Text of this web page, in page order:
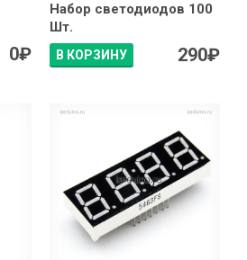
0₽
Набор светодиодов 100
Шт.
В КОРЗИНУ 290₽